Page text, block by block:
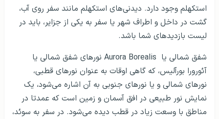
استکهلم وجود دارد. دیدنی‌های استکهلم مانند سفر روی آب،
گشت در داخل و اطراف شهر یا سفر به یکی از جزایر، باید در
لیست بازدیدهای شما باشد.
شفق شمالی یا Aurora Borealis نورهای شفق شمالی یا
آئورورا بورآلیس، که گاهی اوقات به عنوان نورهای قطبی،
نورهای شمالی و یا نورهای جنوبی به آن اشاره می‌شود، یک
نمایش نور طبیعی در افق آسمان و زمین است که عمدتا در
مناطق با وسعت زیاد در قطب دیده می‌شود. در سفر به سوئد،